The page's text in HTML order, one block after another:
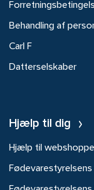
Behandling af
Carl F
Datterselskaber
Hjælp til dig
Hjælp til